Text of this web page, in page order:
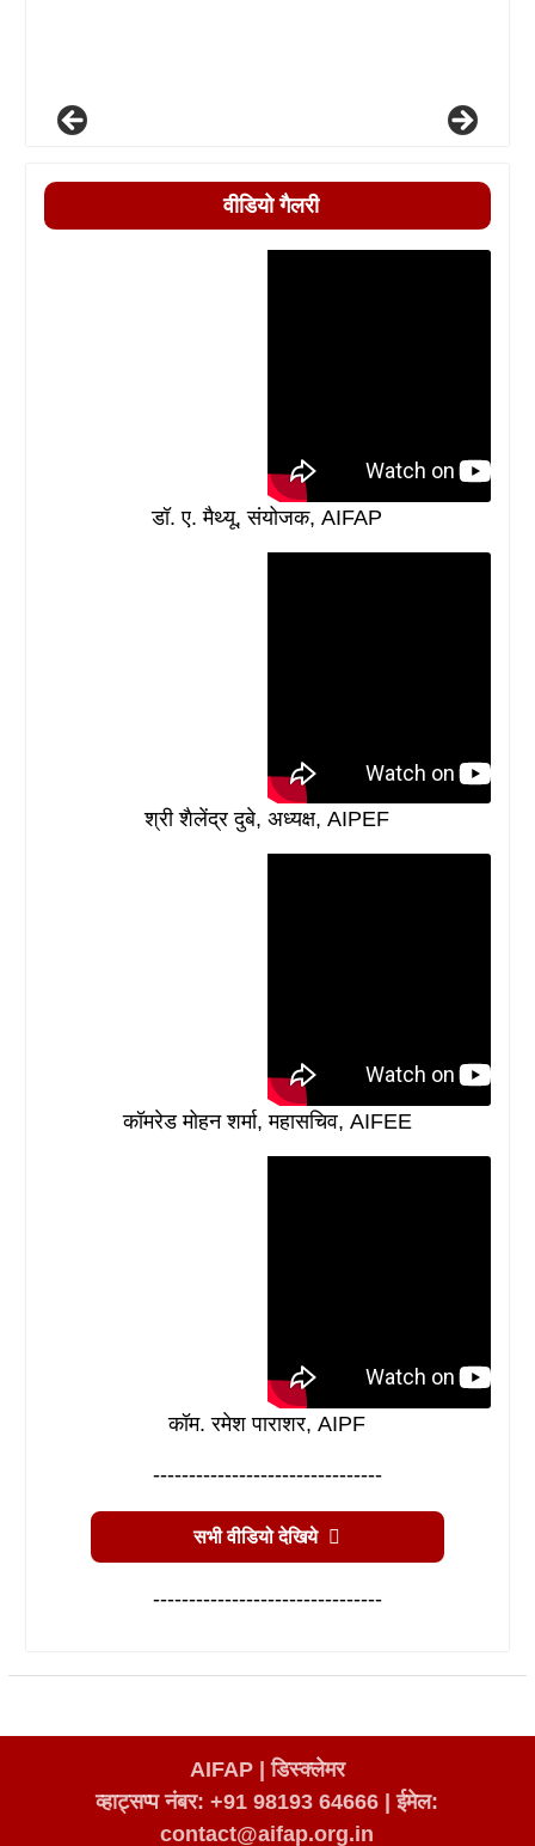
डॉ. ए. मैथ्यू, संयोजक, AIFAP
श्री शैलेंद्र दुबे, अध्यक्ष, AIPEF
कॉमरेड मोहन शर्मा, महासचिव, AIFEE
कॉम. रमेश पाराशर, AIPF
AIFAP |डिस्क्लेमर
व्हाट्सप्प नंबर: +91 98193 64666|ईमेल:
contact@aifap.org.in